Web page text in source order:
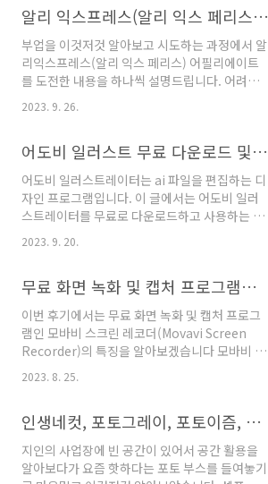
블로그 신뢰도에 영향: 네이버 로직 변경에 대응:
수익 발생: 쿠팡 파트너스 안전하게 하는 법 2가
지 분석 1. 쿠팡 파트너스 우회 링크 이용하기 (비
틀리: bitly) 2. 쿠팡 파트너스 공정위 문구 들어
가는 말 네이버 블로그에서 쿠팡파트너스를 사용
할 때 주의해야 할 몇 가지 위험한 점들이 있습니
자 유입이 다른 어떤 채널보다 많기 때문에 쿠팡
파트너스를 운영하는 데에는 최적일..
알리 익스프레스(알리 익스 페리스) 어필리에이트 제휴 마케팅 상품 링크 만들기
부업을 이것저것 알아보고 시도하는 과정에서 알
리익스프레스(알리 익스 페리스) 어필리에이트
를 도전한 내용을 하나씩 설명드립니다. 어려울
것 없이 페이지 내용만 보고 따라 하실 수 있도록
설명드립니다. 알리익스프레스는 쿠팡파트너스
다. Table Of Contents 알리 익스프레스 어필
리에이트 포털 가입하기 알리익스프레스 포털 로
그인 알리 익스프레스 어필리에이트 포털 제휴
상품 만들기 알리 익스프레스 어필리에이트 포털
가입하기 알리 익스프레스(알리 익스 페리스) 어
필리에이트 제휴 마케팅 가입은 기존의 아이디로
휴 마케팅으로 가입한 내용은 아래의 링크에 자
세히 설명하였으니 해당 링크를 참고하시면 되겠
습니다. 아래 링크를 확..
2023. 9. 26.
어도비 일러스트 무료 다운로드 및 사용 - ai 파일 편집 하기
어도비 일러스트레이터는 ai 파일을 편집하는 디
자인 프로그램입니다. 이 글에서는 어도비 일러
스트레이터를 무료로 다운로드하고 사용하는 방
법을 알려드리도록 하겠습니다. 이곳에서 다운로
드 한 어도비 일러스트는 인증 완료된 파일로 완
을 해보도록 하겠습니다. 어도비 일러스트 란 ?
(adobe illustrator 2023) 어도비 일러스트레
이터(adobe illustrator)는 그래픽 디자인과 벡
터 그래픽 편집을 위한 강력한 소프트웨어입니
다. 이 프로그램은 어도비 시스템즈에서 개발하
며, 로고, 일러스트레이션, 포스터, 배너, 아이콘
는 ai 파일을 편집할 수 있는 프로그램입니다. 일
러스트레이터의 주요 특징은 다음과 같..
2023. 9. 20.
무료 화면 녹화 및 캡처 프로그램인 모바비 스크린 레코더(Movavi Screen Recorder)
이번 후기에서는 무료 화면 녹화 및 캡처 프로그
램인 모바비 스크린 레코더(Movavi Screen
Recorder)의 특징을 알아보겠습니다 모바비 스
크린 레코더(Movavi Screen Recorder) 설치
아래와 같이 세 가지 기능을 메인으로 삼고 있습
캡쳐 화면 녹화 시 얼굴이 나오게 웹캠 오버레이
추가 비디오에 그림을 그리는 기능으로 시청자의
관심 사로잡기 다운로드 링크:
https://www.movavi.com/kr/screen-
2023. 8. 25.
인생네컷, 포토그레이, 포토이즘, 플랜비스튜디오 - 셀프사진관 창업 비용과 비교 후기
지인의 사업장에 빈 공간이 있어서 공간 활용을
알아보다가 요즘 핫하다는 포토 부스를 들여놓기